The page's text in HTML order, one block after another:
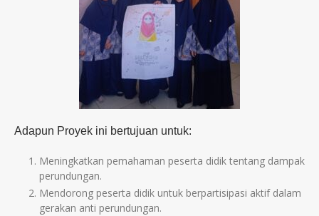
Adapun Proyek ini bertujuan untuk:
Meningkatkan pemahaman peserta didik tentang dampak
perundungan.
Mendorong peserta didik untuk berpartisipasi aktif dalam
gerakan anti perundungan.